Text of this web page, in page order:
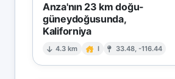
Anza'nın 23 km doğu-
güneydoğusunda,
Kaliforniya
4.3 km I 33.48, -116.44